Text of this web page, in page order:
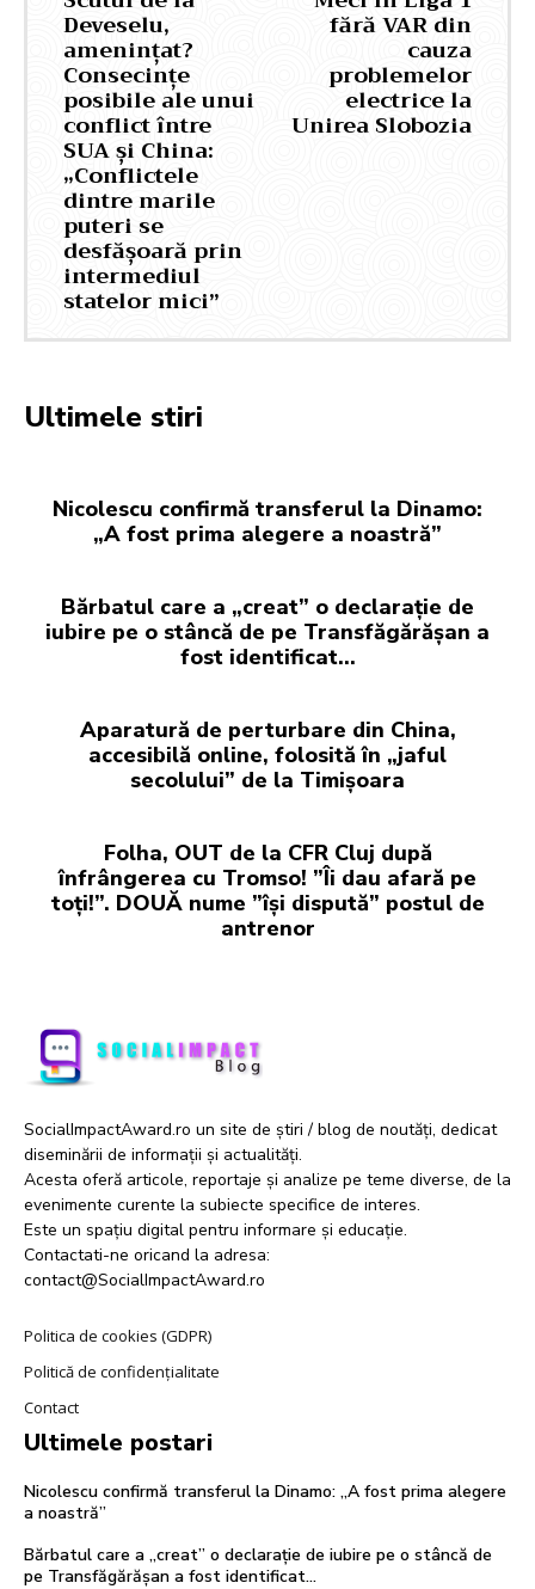
Deveselu,
amenințat?
Consecințe
posibile ale unui
conflict între
SUA și China:
„Conflictele
dintre marile
puteri se
desfășoară prin
intermediul
statelor mici”
fără VAR din
cauza
problemelor
electrice la
Unirea Slobozia
Ultimele stiri
Nicolescu confirmă transferul la Dinamo:
„A fost prima alegere a noastră”
Bărbatul care a „creat” o declarație de
iubire pe o stâncă de pe Transfăgărășan a
fost identificat…
Aparatură de perturbare din China,
accesibilă online, folosită în „jaful
secolului” de la Timișoara
Folha, OUT de la CFR Cluj după
înfrângerea cu Tromso! ”Îi dau afară pe
toți!”. DOUĂ nume ”își dispută” postul de
antrenor
SocialImpactAward.ro un site de știri / blog de noutăți, dedicat
diseminării de informații și actualități.
Acesta oferă articole, reportaje și analize pe teme diverse, de la
evenimente curente la subiecte specifice de interes.
Este un spațiu digital pentru informare și educație.
Contactati-ne oricand la adresa:
contact@SocialImpactAward.ro
Politica de cookies (GDPR)
Politică de confidențialitate
Contact
Ultimele postari
Nicolescu confirmă transferul la Dinamo: „A fost prima alegere
a noastră”
Bărbatul care a „creat” o declarație de iubire pe o stâncă de
pe Transfăgărășan a fost identificat…